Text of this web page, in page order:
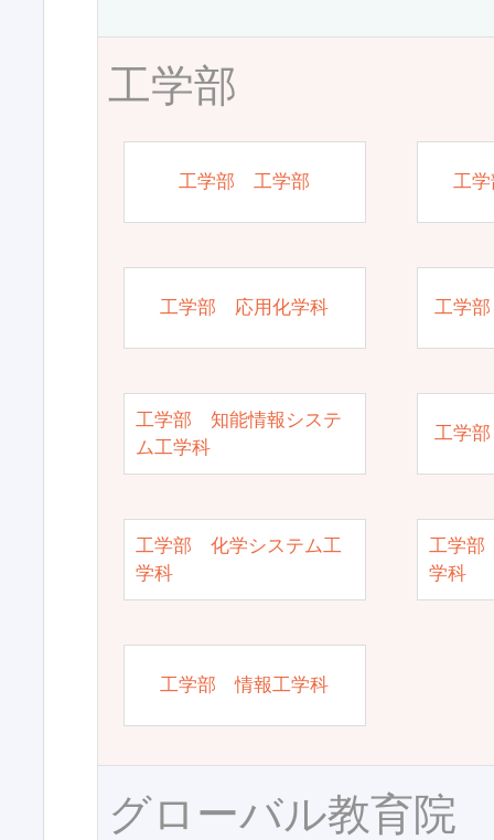
工学部
工学部 工学部 工
工学部 応用化学科 工学
工学部 知能情報システ
ム工学科
工学
工学部 化学システム工
学科
工学部
学科
工学部 情報工学科
グローバル教育院